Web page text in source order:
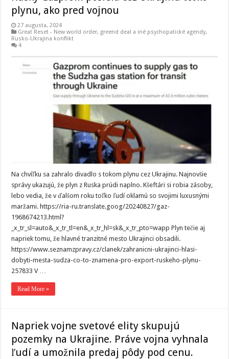
plynu, ako pred vojnou
27 augusta, 2024
Great Reset - New world order, greend deal a iné psychopatické agendy,
Rusko-Ukrajina konflikt
4
Na chvíľku sa zahralo divadlo s tokom plynu cez Ukrajinu. Najnovšie
správy ukazujú, že plyn z Ruska prúdi naplno. Kšeftári si robia zásoby,
lebo vedia, že v ďalšom roku toľko ľudí oklamú so svojimi luxusnými
maržami. https://ria-ru.translate.goog/20240827/gaz-
1968674213.html?
_x_tr_sl=auto&_x_tr_tl=en&_x_tr_hl=sk&_x_tr_pto=wapp Plyn tečie aj
napriek tomu, že hlavné tranzitné mesto Ukrajinci obsadili.
https://www.seznamzpravy.cz/clanek/zahranicni-ukrajinci-hlasi-
dobyti-mesta-sudza-co-to-znamena-pro-export-ruskeho-plynu-
257833 V …
Read More »
Napriek vojne svetové elity skupujú
pozemky na Ukrajine. Práve vojna vyhnala
ľudí a umožnila predaj pôdy pod cenu.